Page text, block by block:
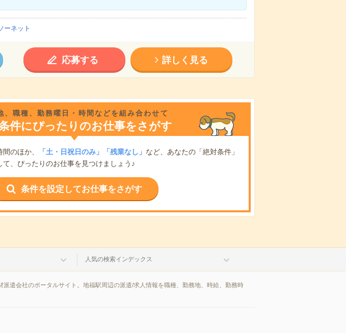
ーネット
応募する 詳しく見る
、職種、勤務曜日・時間などを組み合わせて
件にぴったりのお仕事をさがす
のほか、 「土・日祝日のみ」「残業なし」 など、あなたの「絶対条件」
、ぴったりのお仕事を見つけましょう♪
条件を設定してお仕事をさがす
人気の検索インデックス
遣会社のポータルサイト。地福駅周辺の派遣/求人情報を職種、勤務地、時給、勤務時